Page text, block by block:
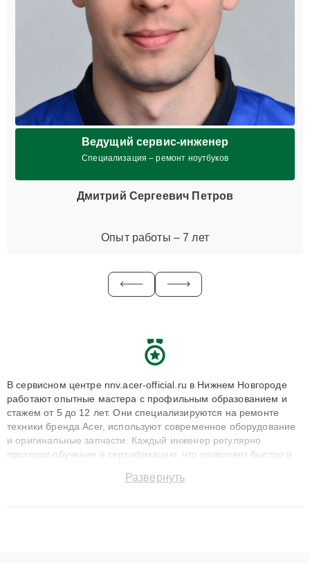
Ведущий сервис-инженер
Специализация – ремонт ноутбуков
Дмитрий Сергеевич Петров
Опыт работы – 7 лет
В сервисном центре nnv.acer-official.ru в Нижнем Новгороде
работают опытные мастера с профильным образованием и
стажем от 5 до 12 лет. Они специализируются на ремонте
техники бренда Acer, используют современное оборудование
и оригинальные запчасти. Каждый инженер регулярно
проходит обучение и сертификацию, что позволяет быстро и
сохранением гарантии до 3 лет. Наши мастера решают
Развернуть